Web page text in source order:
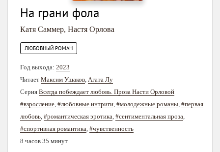
На грани фола
Катя Саммер, Настя Орлова
ЛЮБОВНЫЙ РОМАН
Год выхода: 2023
Читает Максим Ушаков, Агата Лу
Серия Всегда побеждает любовь. Проза Насти Орловой
#взросление, #любовные интриги, #молодежные романы, #первая
любовь, #романтическая эротика, #сентиментальная проза,
#спортивная романтика, #чувственность
8 часов 35 минут